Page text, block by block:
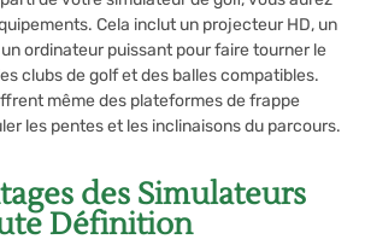
Cela inclut un projecteur HD, un
ordinateur puissant pour faire tourner le
clubs de golf et des balles compatibles.
même des plateformes de frappe
les pentes et les inclinaisons du parcours.
des Simulateurs
Définition